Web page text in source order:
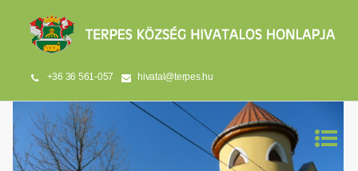
+36 36 561-057 hivatal@terpes.hu